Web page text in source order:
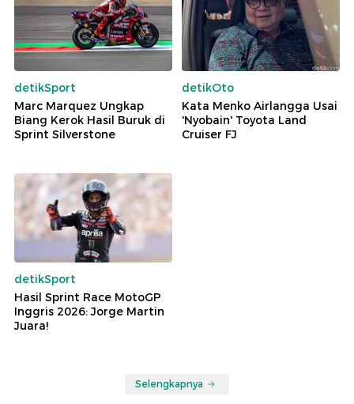
detikSport
Marc Marquez Ungkap
Biang Kerok Hasil Buruk di
Sprint Silverstone
detikOto
Kata Menko Airlangga Usai
'Nyobain' Toyota Land
Cruiser FJ
detikSport
Hasil Sprint Race MotoGP
Inggris 2026: Jorge Martin
Juara!
Selengkapnya